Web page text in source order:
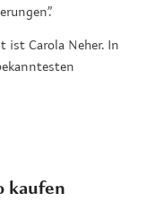
ist Carola Neher. In
kaufen